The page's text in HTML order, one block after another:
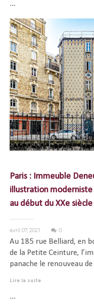
...
Paris : Immeuble
illustration
au début du XXe
avril 07, 2021 0
Au 185 rue Belliard, en
de la Petite Ceinture,
panache le renouveau de
Lire la suite
...